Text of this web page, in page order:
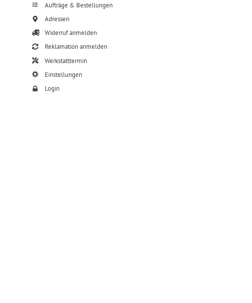
Aufträge & Bestellungen
Adressen
Widerruf anmelden
Reklamation anmelden
Werkstatttermin
Einstellungen
Login